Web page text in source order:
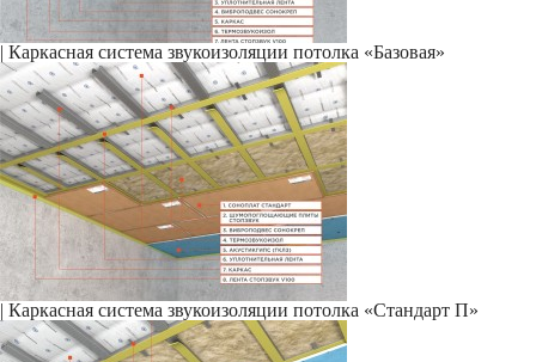
| Каркасная система звукоизоляции потолка «Базовая»
| Каркасная система звукоизоляции потолка «Стандарт П»